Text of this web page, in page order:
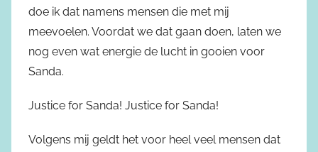
doe ik dat namens mensen die met mij
meevoelen. Voordat we dat gaan doen, laten we
nog even wat energie de lucht in gooien voor
Sanda.
Justice for Sanda! Justice for Sanda!
Volgens mij geldt het voor heel veel mensen dat